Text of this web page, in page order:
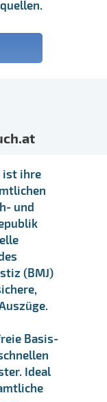
ist ihre
und
(BMJ)
Basis-
Ideal